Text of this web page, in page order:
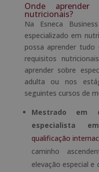
Onde aprender
nutricionais?
Na Esneca
especializado em
possa aprender
requisitos
aprender sobre
adulta ou nos
seguintes cursos de
Mestrado em
especialista
qualificação
caminho
elevação especial e